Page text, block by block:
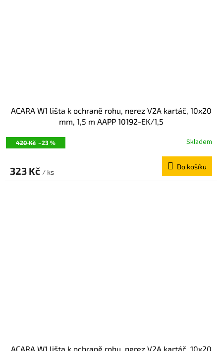
420 Kč –23 %
ACARA W1 lišta k ochraně rohu, nerez V2A kartáč, 10x20
mm, 1,5 m AAPP 10192-EK/1,5
Skladem
323 Kč / ks
Do košíku
ACARA W1 lišta k ochraně rohu, nerez V2A kartáč, 10x20